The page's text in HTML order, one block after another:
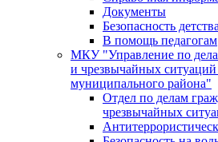
Документы
Безопасность детства
В помощь педагогам
МКУ "Управление по
и чрезвычайных
муниципального района"
Отдел по делам
чрезвычайных